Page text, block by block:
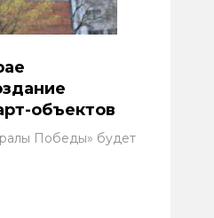
объектов
Победы» будет